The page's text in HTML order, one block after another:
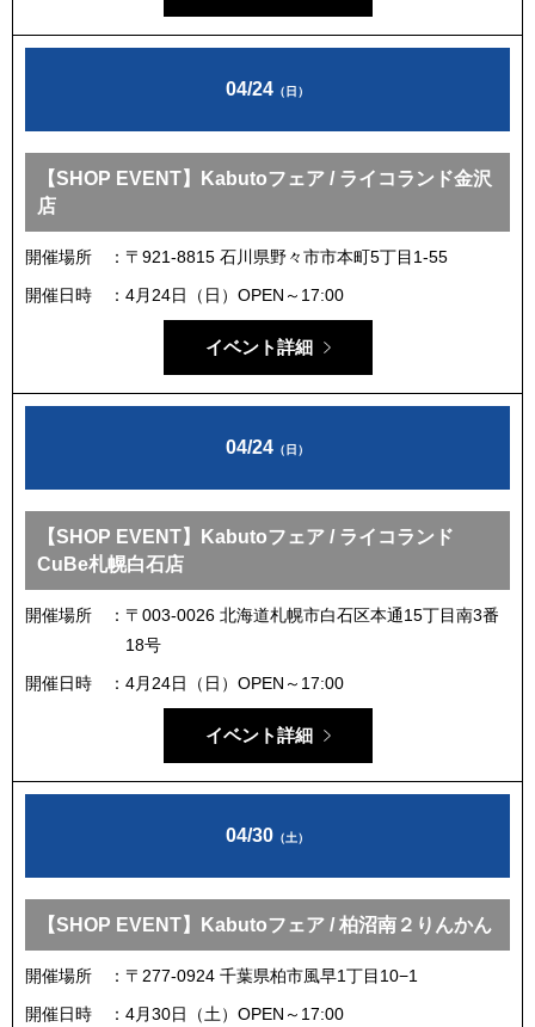
04/24 （日）
【SHOP EVENT】Kabutoフェア / ライコランド金沢
店
開催場所
〒921-8815 石川県野々市市本町5丁目1-55
開催日時
4月24日（日）OPEN～17:00
イベント詳細
04/24 （日）
【SHOP EVENT】Kabutoフェア / ライコランド
CuBe札幌白石店
開催場所
〒003-0026 北海道札幌市白石区本通15丁目南3番
18号
開催日時
4月24日（日）OPEN～17:00
イベント詳細
04/30 （土）
【SHOP EVENT】Kabutoフェア / 柏沼南２りんかん
開催場所
〒277-0924 千葉県柏市風早1丁目10−1
開催日時
4月30日（土）OPEN～17:00